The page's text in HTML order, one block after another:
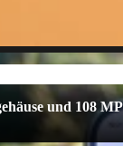
und 108